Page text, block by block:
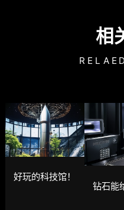
相
好玩的科技馆！
钻石能